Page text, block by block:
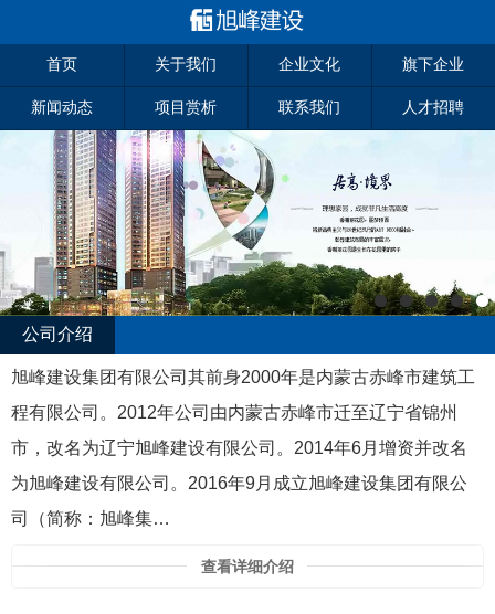
首页 关于我们 企业文化 旗下企业
新闻动态 项目赏析 联系我们 人才招聘
公司介绍
旭峰建设集团有限公司其前身2000年是内蒙古赤峰市建筑工
程有限公司。2012年公司由内蒙古赤峰市迁至辽宁省锦州
市，改名为辽宁旭峰建设有限公司。2014年6月增资并改名
为旭峰建设有限公司。2016年9月成立旭峰建设集团有限公
司（简称：旭峰集…
查看详细介绍